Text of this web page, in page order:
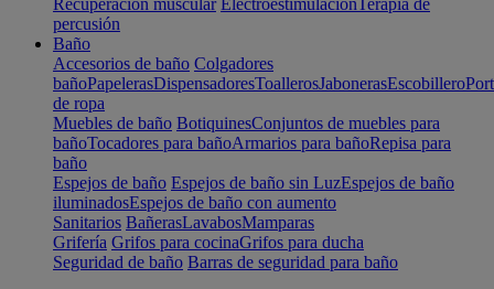
Recuperación muscular ElectroestimulaciónTerapia de
percusión
Baño
Accesorios de baño Colgadores
bañoPapelerasDispensadoresToallerosJabonerasEscobillero
de ropa
Muebles de baño BotiquinesConjuntos de muebles para
bañoTocadores para bañoArmarios para bañoRepisa para
baño
Espejos de baño Espejos de baño sin LuzEspejos de baño
iluminadosEspejos de baño con aumento
Sanitarios BañerasLavabosMamparas
Grifería Grifos para cocinaGrifos para ducha
Seguridad de baño Barras de seguridad para baño